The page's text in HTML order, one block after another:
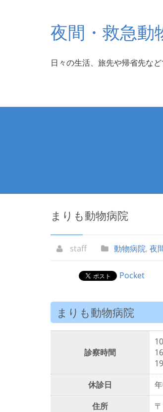
夜間・救急動
日々の生活、旅先や帰省先な
まりも動物病院
staff 動物病院, 夜
Pocket
まりも動物病院
診察時間
休診日
住所